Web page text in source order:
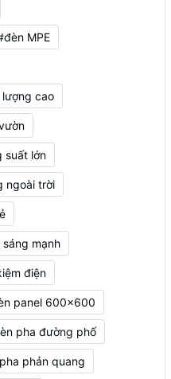
MPE
cao
suất lớn
ngoài trời
mạnh
điện
panel 600x600
pha đường phố
phản quang